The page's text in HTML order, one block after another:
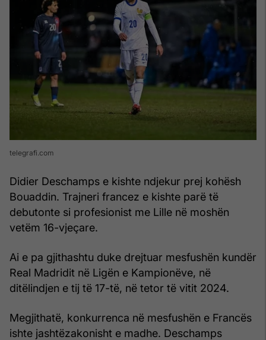
telegrafi.com
Didier Deschamps e kishte ndjekur prej kohësh
Bouaddin. Trajneri francez e kishte parë të
debutonte si profesionist me Lille në moshën
vetëm 16-vjeçare.
Ai e pa gjithashtu duke drejtuar mesfushën kundër
Real Madridit në Ligën e Kampionëve, në
ditëlindjen e tij të 17-të, në tetor të vitit 2024.
Megjithatë, konkurrenca në mesfushën e Francës
ishte jashtëzakonisht e madhe. Deschamps